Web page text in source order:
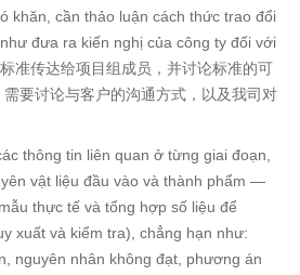
khăn, cần thảo luận cách thức trao đổi
đưa ra kiến nghị của công ty đối với
准传达给项目组成员，并讨论标准的可
要讨论与客户的沟通方式，以及我司对
thông tin liên quan ở từng giai đoạn,
vật liệu đầu vào và thành phẩm —
thực tế và tổng hợp số liệu để
xuất và kiểm tra), chẳng hạn như:
nguyên nhân không đạt, phương án